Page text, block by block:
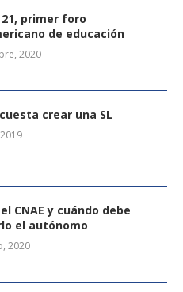
21, primer foro
de educación
2020
crear una SL
CNAE y cuándo debe
el autónomo
2020